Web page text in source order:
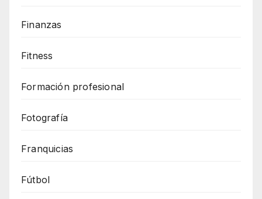
Finanzas
Fitness
Formación profesional
Fotografía
Franquicias
Fútbol